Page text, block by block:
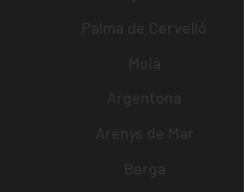
Palma de Cervelló
Moià
Argentona
Arenys de Mar
Berga